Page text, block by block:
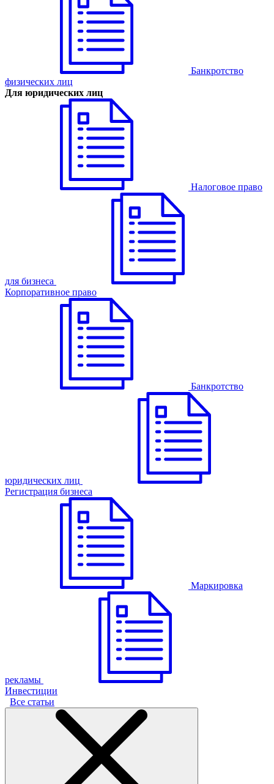
Банкротство
физических лиц
Для юридических лиц
Налоговое право
для бизнеса
Корпоративное право
Банкротство
юридических лиц
Регистрация бизнеса
Маркировка
рекламы
Инвестиции
Все статьи